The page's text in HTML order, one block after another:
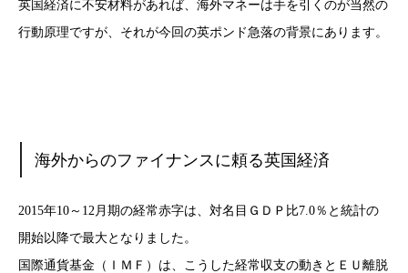
英国経済に不安材料があれば、海外マネーは手を引くのが当然の
行動原理ですが、それが今回の英ポンド急落の背景にあります。
海外からのファイナンスに頼る英国経済
2015年10～12月期の経常赤字は、対名目ＧＤＰ比7.0％と統計の
開始以降で最大となりました。
国際通貨基金（ＩＭＦ）は、こうした経常収支の動きとＥＵ離脱